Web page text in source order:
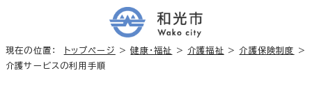
現在の位置： トップページ >健康・福祉 > 介護福祉 > 介護保険制度
>
介護サービスの利用手順